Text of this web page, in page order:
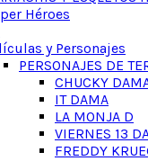
Héroes
y Personajes
PERSONAJES DE
CHUCKY
IT DAMA
LA MONJA D
VIERNES 13
FREDDY